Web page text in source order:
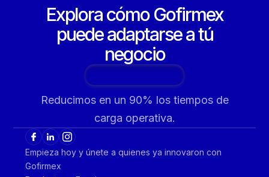
Explora cómo Gofirmex
puede adaptarse a tú
negocio
Reducimos en un 90% los tiempos de
carga operativa.
Empieza hoy y únete a quienes ya innovaron con
Gofirmex